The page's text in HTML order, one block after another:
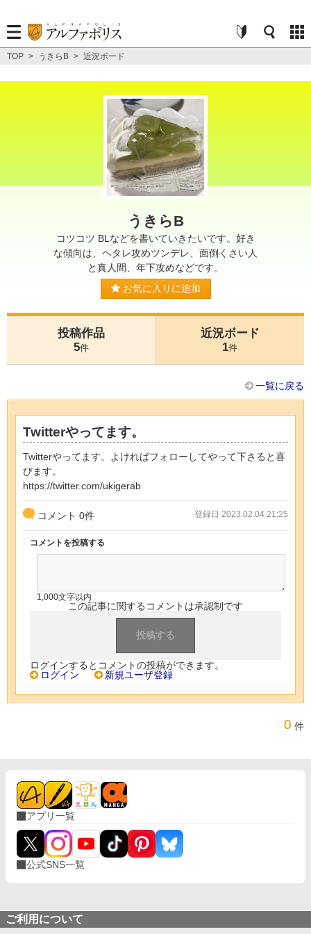
TOP > うきらB > 近況ボード
うきらB
コツコツ BLなどを書いていきたいです。好き
な傾向は、ヘタレ攻めツンデレ、面倒くさい人
と真人間、年下攻めなどです。
お気に入りに追加
投稿作品
5件
近況ボード
1件
一覧に戻る
Twitterやってます。
Twitterやってます。よければフォローしてやって下さると喜
びます。
https://twitter.com/ukigerab
コメント 0件 登録日 2023.02.04 21:25
コメントを投稿する
1,000文字以内
この記事に関するコメントは承認制です
ログインするとコメントの投稿ができます。
ログイン
新規ユーザ登録
0 件
アプリ一覧
公式SNS一覧
ご利用について